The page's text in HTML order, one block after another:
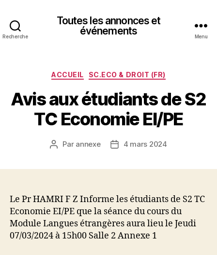
Recherche
Toutes les annonces et
événements
Menu
Catégories
ACCUEIL SC.ECO & DROIT (FR)
Avis aux étudiants de S2
TC Economie EI/PE
Auteur
Par annexe
Date4 mars 2024
Le Pr HAMRI F Z Informe les étudiants de S2 TC
Economie EI/PE que la séance du cours du
Module Langues étrangères aura lieu le Jeudi
07/03/2024 à 15h00 Salle 2 Annexe 1